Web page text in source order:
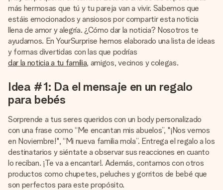
un mensaje que llegue al corazón. Sin complicaciones, solo
todo el amor para el momento.
más hermosas que tú y tu pareja van a vivir. Sabemos que
estáis emocionados y ansiosos por compartir esta noticia
llena de amor y alegría. ¿Cómo dar la noticia? Nosotros te
ayudamos. En YourSurprise hemos elaborado una lista de ideas
y formas divertidas con las que podrías
dar la noticia a tu familia, amigos, vecinos y colegas.
Idea #1: Da el mensaje en un regalo
para bebés
Sorprende a tus seres queridos con un body personalizado
con una frase como “Me encantan mis abuelos”, "¡Nos vemos
en Noviembre!", “Mi nueva familia mola”. Entrega el regalo a los
destinatarios y siéntate a observar sus reacciones en cuanto
lo reciban. ¡Te va a encantar!. Además, contamos con otros
productos como chupetes, peluches y gorritos de bebé que
son perfectos para este propósito.